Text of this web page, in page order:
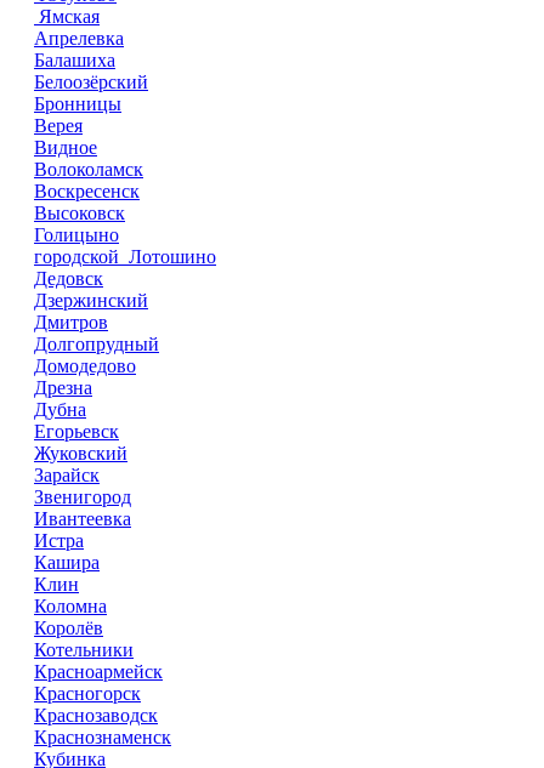
Ямская
Апрелевка
Балашиха
Белоозёрский
Бронницы
Верея
Видное
Волоколамск
Воскресенск
Высоковск
Голицыно
городской Лотошино
Дедовск
Дзержинский
Дмитров
Долгопрудный
Домодедово
Дрезна
Дубна
Егорьевск
Жуковский
Зарайск
Звенигород
Ивантеевка
Истра
Кашира
Клин
Коломна
Королёв
Котельники
Красноармейск
Красногорск
Краснозаводск
Краснознаменск
Кубинка